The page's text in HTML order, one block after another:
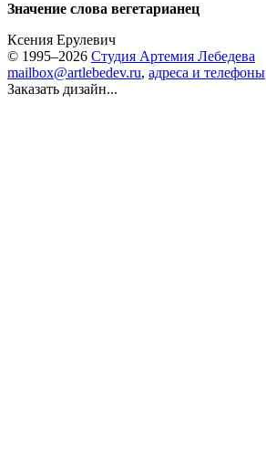
Значение слова вегетарианец
Ксения Ерулевич
© 1995–2026 Студия Артемия Лебедева
mailbox@artlebedev.ru, адреса и телефоны
Заказать дизайн...